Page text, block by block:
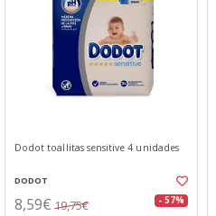
Dodot toallitas sensitive 4 unidades
DODOT
8,59€ 19,75€ - 57%